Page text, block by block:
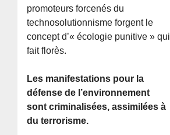
promoteurs forcenés du
technosolutionnisme forgent le
concept d’« écologie punitive » qui
fait florès.
Les manifestations pour la
défense de l’environnement
sont criminalisées, assimilées à
du terrorisme.